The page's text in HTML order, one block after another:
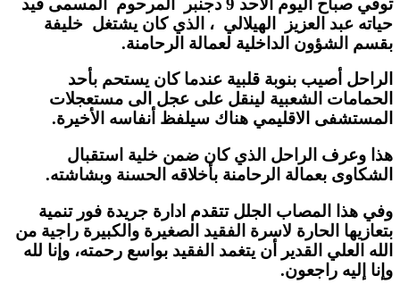
حياته عبد العزيز الهيلالي ، الذي كان يشتغل خليفة
بقسم الشؤون الداخلية لعمالة الرحامنة.
الراحل أصيب بنوبة قلبية عندما كان يستحم بأحد
الحمامات الشعبية لينقل على عجل الى مستعجلات
المستشفى الاقليمي هناك سيلفظ أنفاسه الأخيرة.
هذا وعرف الراحل الذي كان ضمن خلية استقبال
الشكاوى بعمالة الرحامنة بأخلاقه الحسنة وبشاشته.
وفي هذا المصاب الجلل تتقدم ادارة جريدة فور تنمية
بتعازيها الحارة لاسرة الفقيد الصغيرة والكبيرة راجية من
الله العلي القدير أن يتغمد الفقيد بواسع رحمته، وإنا لله
وإنا إليه راجعون.